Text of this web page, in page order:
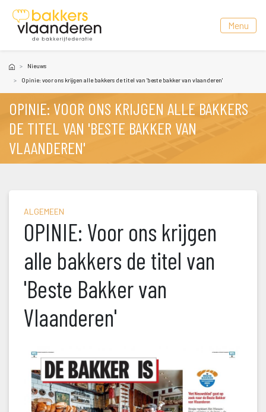
Menu
Nieuw
Opinie: voor ons krijgen alle bakkers de titel van 'beste bakker van vlaanderen'
OPINIE: VOOR ONS KRIJGEN ALLE BAKKERS
DE TITEL VAN 'BESTE BAKKER VAN
VLAANDEREN'
ALGEMEEN
OPINIE: Voor ons krijgen
alle bakkers de titel van
'Beste Bakker van
Vlaanderen'